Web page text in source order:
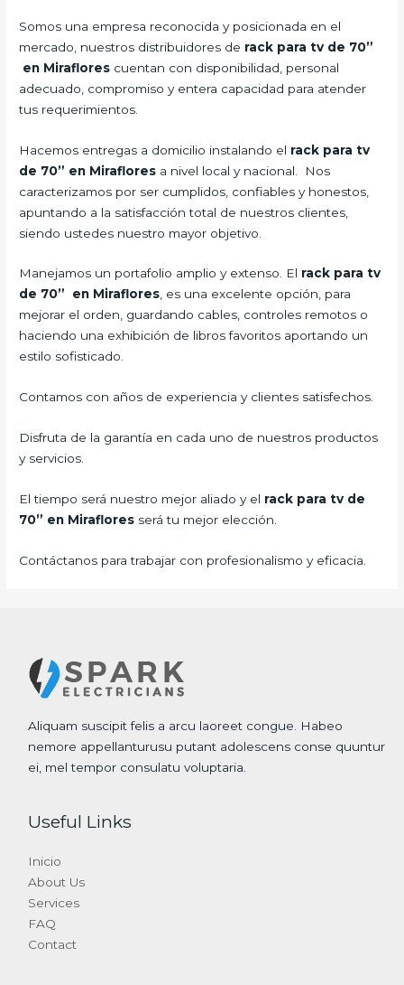
Somos una empresa reconocida y posicionada en el
mercado, nuestros distribuidores de rack para tv de 70”
en Miraflores cuentan con disponibilidad, personal
adecuado, compromiso y entera capacidad para atender
tus requerimientos.
Hacemos entregas a domicilio instalando el rack para tv
de 70” en Miraflores a nivel local y nacional. Nos
caracterizamos por ser cumplidos, confiables y honestos,
apuntando a la satisfacción total de nuestros clientes,
siendo ustedes nuestro mayor objetivo.
Manejamos un portafolio amplio y extenso. El rack para tv
de 70” en Miraflores, es una excelente opción, para
mejorar el orden, guardando cables, controles remotos o
haciendo una exhibición de libros favoritos aportando un
estilo sofisticado.
Contamos con años de experiencia y clientes satisfechos.
Disfruta de la garantía en cada uno de nuestros productos
y servicios.
El tiempo será nuestro mejor aliado y el rack para tv de
70” en Miraflores será tu mejor elección.
Contáctanos para trabajar con profesionalismo y eficacia.
Aliquam suscipit felis a arcu laoreet congue. Habeo
nemore appellanturusu putant adolescens conse quuntur
ei, mel tempor consulatu voluptaria.
Useful Links
Inicio
About Us
Services
FAQ
Contact